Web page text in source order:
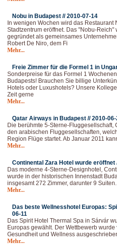
Nobu in Budapest //2010-07-14
In wenigen Wochen wird das Restaurant
Stadtzentrum eröffnet. Das "Nobu-Reich"
gegründet als gemeinsames
Robert De Niro, dem Fi
Mehr...
Freie Zimmer für die Formel 1 in
Sonderpreise für das Formel 1
Budapests! Brauchen Sie billige
Hotels oder Luxushotels? Unsere
Zeit gerne
Mehr...
Qatar Airways in Budapest //2010-
Die berühmte 5-Sterne-Fluggesellschaft,
den arabischen Fluggesellschaften,
Region Flüge startet. Ab Januar 2011
Mehr...
Continental Zara Hotel wurde eröffnet
Das moderne 4-Sterne-Designhotel,
wurde in der historischen Innenstadt
insgesamt 272 Zimmer, darunter 9
Mehr...
Das beste Wellnesshotel Europas:
06-11
Das Spirit Hotel Thermal Spa in Sárvár
Europas gewählt. Der Wettbewerb
Gesundheit und Wellness
Mehr...